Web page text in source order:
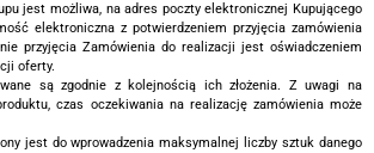
jest możliwa, na adres poczty elektronicznej Kupującego
elektroniczna z potwierdzeniem przyjęcia zamówienia
przyjęcia Zamówienia do realizacji jest oświadczeniem
oferty.
są zgodnie z kolejnością ich złożenia. Z uwagi na
czas oczekiwania na realizację zamówienia może
jest do wprowadzenia maksymalnej liczby sztuk danego